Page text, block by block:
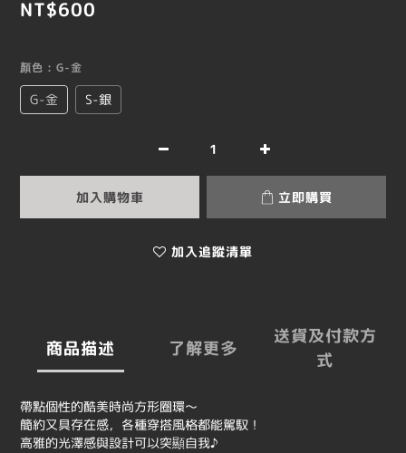
NT$600
顏色 : G-金
G-金 S-銀
加入購物車 立即購買
加入追蹤清單
商品描述 了解更多
送貨及付款方
式
帶點個性的酷美時尚方形圈環～
簡約又具存在感，各種穿搭風格都能駕馭！
高雅的光澤感與設計可以突顯自我♪